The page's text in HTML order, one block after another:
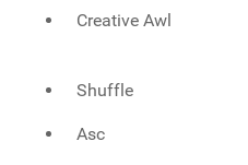
Creative Awl
Shuffle
Asc